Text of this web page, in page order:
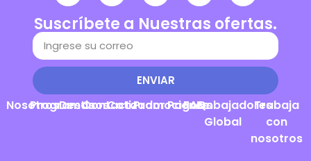
Suscríbete a Nuestras ofertas.
ENVIAR
Nosotros
Programas
Destinos
Contacto
Cotizador
Promociones
Pagos
FAQs
Embajadores
Global
Trabaja
con
nosotros